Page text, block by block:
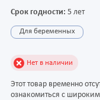
Срок годности: 5 лет
Для беременных
Нет в наличии
Этот товар временно
ознакомиться с широким